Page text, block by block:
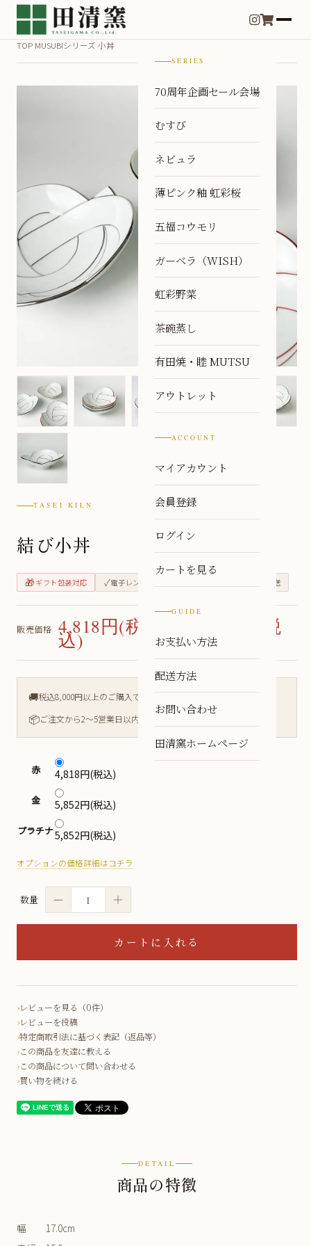
SERIES
70周年企画セール会場
むすび
ネビュラ
薄ピンク釉 虹彩桜
五福コウモリ
ガーベラ（WISH）
虹彩野菜
茶碗蒸し
有田焼・睦 MUTSU
アウトレット
ACCOUNT
マイアカウント
会員登録
ログイン
カートを見る
GUIDE
お支払い方法
配送方法
お問い合わせ
田清窯ホームページ
TOP MUSUBIシリーズ ›小丼
TASEI KILN
結び小丼
🎁 ギフト包装対応 ✓電子レンジ対応 窯元直送
販売価格 4,818円(税込) 〜 5,852円(税
込)
🚚税込8,000円以上のご購入で送料無料
📦ご注文から2〜5営業日以内に発送
赤 4,818円(税込)
金 5,852円(税込)
プラチナ5,852円(税込)
オプションの価格詳細はコチラ
数量 － ＋
レビューを見る（0件）
レビューを投稿
特定商取引法に基づく表記（返品等）
この商品を友達に教える
この商品について問い合わせる
買い物を続ける
DETAIL
商品の特徴
幅 17.0cm